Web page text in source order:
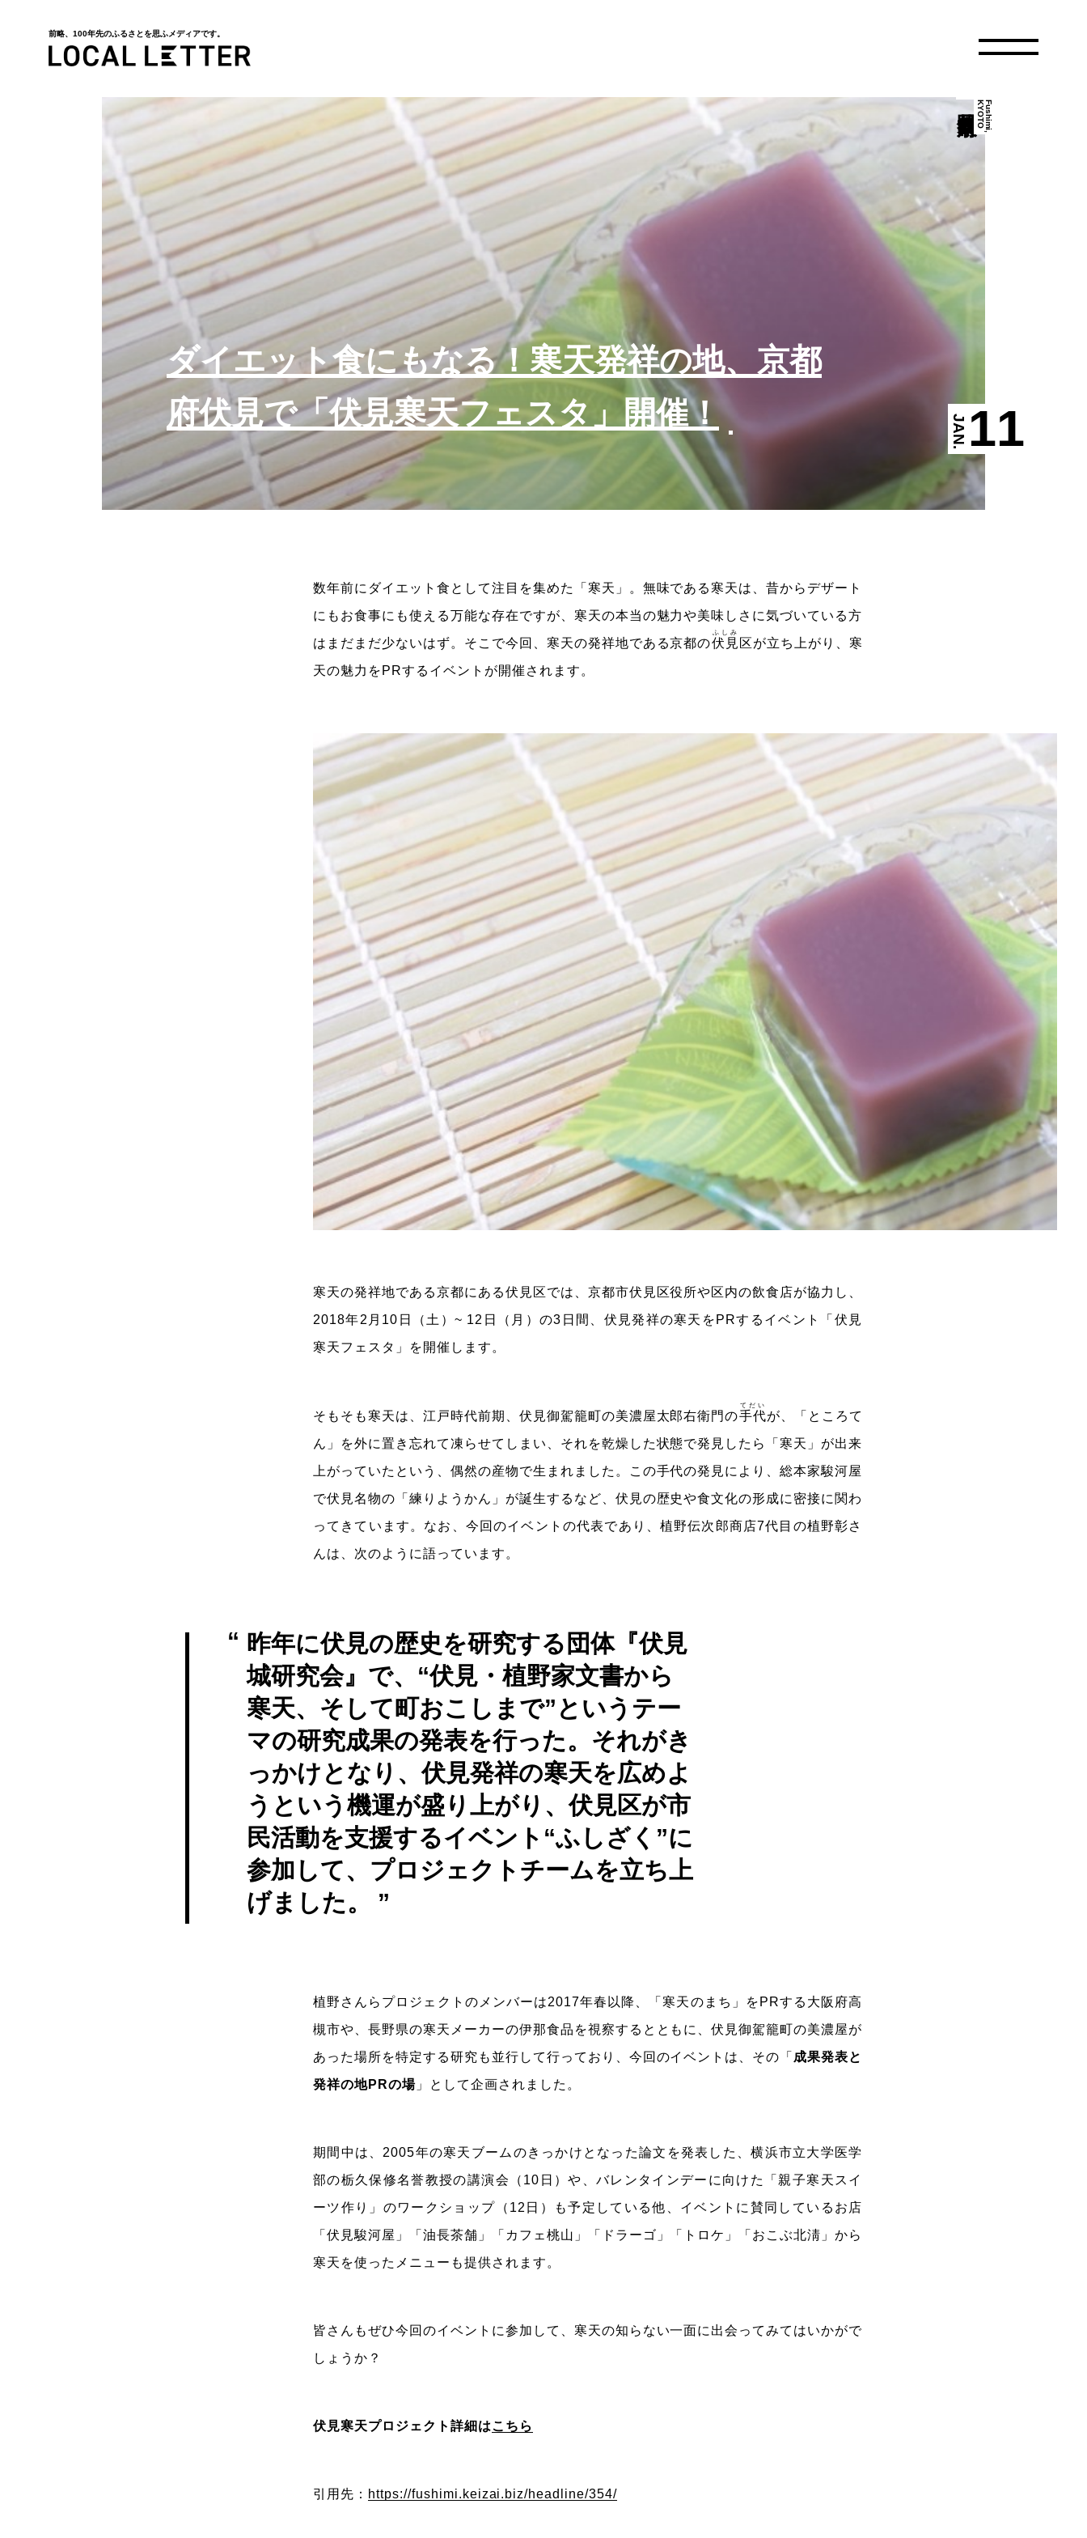
前略、100年先のふるさとを思ふメディアです。
ダイエット食にもなる！寒天発祥の地、京都
府伏見で「伏見寒天フェスタ」開催！
JAN. 11
F
u
s
h
i
m
i
,
K
Y
O
T
O
数年前にダイエット食として注目を集めた「寒天」。無味である寒天は、昔からデザート
にもお食事にも使える万能な存在ですが、寒天の本当の魅力や美味しさに気づいている方
はまだまだ少ないはず。そこで今回、寒天の発祥地である京都の伏見
ふしみ
区が立ち上がり、寒
天の魅力をPRするイベントが開催されます。
寒天の発祥地である京都にある伏見区では、京都市伏見区役所や区内の飲食店が協力し、
2018年2月10日（土）~ 12日（月）の3日間、伏見発祥の寒天をPRするイベント「伏見
寒天フェスタ」を開催します。
そもそも寒天は、江戸時代前期、伏見御駕籠町の美濃屋太郎右衛門の手代
てだい
が、「ところて
ん」を外に置き忘れて凍らせてしまい、それを乾燥した状態で発見したら「寒天」が出来
上がっていたという、偶然の産物で生まれました。この手代の発見により、総本家駿河屋
で伏見名物の「練りようかん」が誕生するなど、伏見の歴史や食文化の形成に密接に関わ
ってきています。なお、今回のイベントの代表であり、植野伝次郎商店7代目の植野彰さ
んは、次のように語っています。
昨年に伏見の歴史を研究する団体『伏見
城研究会』で、“伏見・植野家文書から
寒天、そして町おこしまで”というテー
マの研究成果の発表を行った。それがき
っかけとなり、伏見発祥の寒天を広めよ
うという機運が盛り上がり、伏見区が市
民活動を支援するイベント“ふしざく”に
参加して、プロジェクトチームを立ち上
げました。
植野さんらプロジェクトのメンバーは2017年春以降、「寒天のまち」をPRする大阪府高
槻市や、長野県の寒天メーカーの伊那食品を視察するとともに、伏見御駕籠町の美濃屋が
あった場所を特定する研究も並行して行っており、今回のイベントは、その「 成果発表と
発祥の地PRの場」として企画されました。
期間中は、2005年の寒天ブームのきっかけとなった論文を発表した、横浜市立大学医学
部の栃久保修名誉教授の講演会（10日）や、バレンタインデーに向けた「親子寒天スイ
ーツ作り」のワークショップ（12日）も予定している他、イベントに賛同しているお店
「伏見駿河屋」「油長茶舗」「カフェ桃山」「ドラーゴ」「トロケ」「おこぶ北淸」から
寒天を使ったメニューも提供されます。
皆さんもぜひ今回のイベントに参加して、寒天の知らない一面に出会ってみてはいかがで
しょうか？
伏見寒天プロジェクト詳細はこちら
引用先： https://fushimi.keizai.biz/headline/354/